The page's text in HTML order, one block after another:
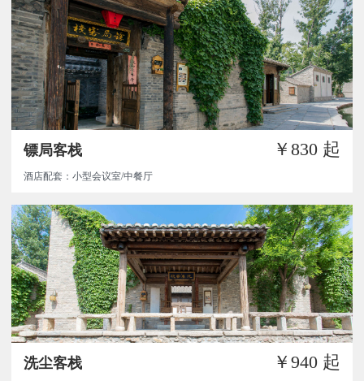
镖局客栈 ￥830 起
酒店配套：小型会议室/中餐厅
洗尘客栈 ￥940 起